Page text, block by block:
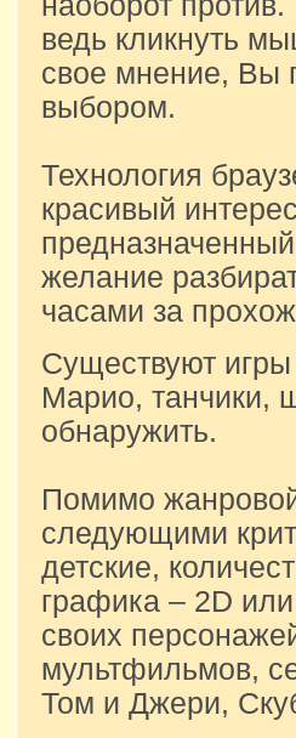
ведь кликнуть
свое мнение, Вы
выбором.
Технология
красивый
желание
часами за
Существуют игры
Марио, танчики,
обнаружить.
Помимо
следующими
детские,
графика – 2D
своих
мультфильмов,
Том и Джери,